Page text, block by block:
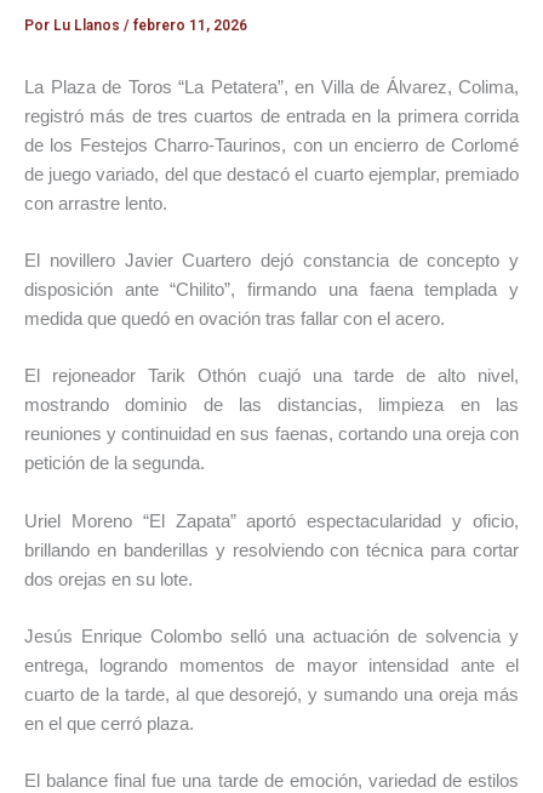
Por Lu Llanos / febrero 11, 2026
La Plaza de Toros “La Petatera”, en Villa de Álvarez, Colima,
registró más de tres cuartos de entrada en la primera corrida
de los Festejos Charro-Taurinos, con un encierro de Corlomé
de juego variado, del que destacó el cuarto ejemplar, premiado
con arrastre lento.
El novillero Javier Cuartero dejó constancia de concepto y
disposición ante “Chilito”, firmando una faena templada y
medida que quedó en ovación tras fallar con el acero.
El rejoneador Tarik Othón cuajó una tarde de alto nivel,
mostrando dominio de las distancias, limpieza en las
reuniones y continuidad en sus faenas, cortando una oreja con
petición de la segunda.
Uriel Moreno “El Zapata” aportó espectacularidad y oficio,
brillando en banderillas y resolviendo con técnica para cortar
dos orejas en su lote.
Jesús Enrique Colombo selló una actuación de solvencia y
entrega, logrando momentos de mayor intensidad ante el
cuarto de la tarde, al que desorejó, y sumando una oreja más
en el que cerró plaza.
El balance final fue una tarde de emoción, variedad de estilos